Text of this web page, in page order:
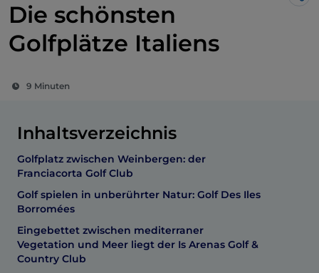
Die schönsten
Golfplätze Italiens
9 Minuten
Inhaltsverzeichnis
Golfplatz zwischen Weinbergen: der
Franciacorta Golf Club
Golf spielen in unberührter Natur: Golf Des Iles
Borromées
Eingebettet zwischen mediterraner
Vegetation und Meer liegt der Is Arenas Golf &
Country Club